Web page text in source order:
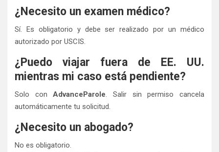
¿Necesito un examen médico?
Sí. Es obligatorio y debe ser realizado por un médico
autorizado por USCIS.
¿Puedo viajar fuera de EE. UU.
mientras mi caso está pendiente?
Solo conAdvanceParole. Salir sin permiso cancela
automáticamente tu solicitud.
¿Necesito un abogado?
No es obligatorio.